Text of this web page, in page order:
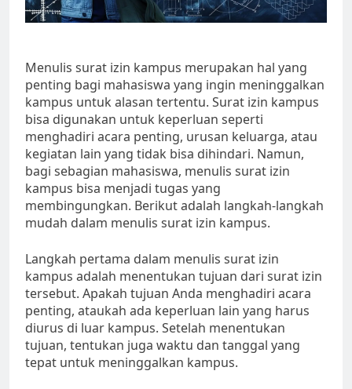
Menulis surat izin kampus merupakan hal yang
penting bagi mahasiswa yang ingin meninggalkan
kampus untuk alasan tertentu. Surat izin kampus
bisa digunakan untuk keperluan seperti
menghadiri acara penting, urusan keluarga, atau
kegiatan lain yang tidak bisa dihindari. Namun,
bagi sebagian mahasiswa, menulis surat izin
kampus bisa menjadi tugas yang
membingungkan. Berikut adalah langkah-langkah
mudah dalam menulis surat izin kampus.
Langkah pertama dalam menulis surat izin
kampus adalah menentukan tujuan dari surat izin
tersebut. Apakah tujuan Anda menghadiri acara
penting, ataukah ada keperluan lain yang harus
diurus di luar kampus. Setelah menentukan
tujuan, tentukan juga waktu dan tanggal yang
tepat untuk meninggalkan kampus.